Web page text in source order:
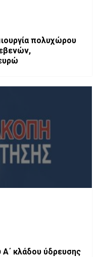
πολυχώρου
του Α΄ κλάδου ύδρευσης